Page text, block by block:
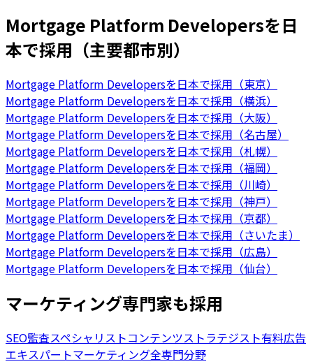
Mortgage Platform Developersを日
本で採用（主要都市別）
Mortgage Platform Developersを日本で採用（東京）
Mortgage Platform Developersを日本で採用（横浜）
Mortgage Platform Developersを日本で採用（大阪）
Mortgage Platform Developersを日本で採用（名古屋）
Mortgage Platform Developersを日本で採用（札幌）
Mortgage Platform Developersを日本で採用（福岡）
Mortgage Platform Developersを日本で採用（川崎）
Mortgage Platform Developersを日本で採用（神戸）
Mortgage Platform Developersを日本で採用（京都）
Mortgage Platform Developersを日本で採用（さいたま）
Mortgage Platform Developersを日本で採用（広島）
Mortgage Platform Developersを日本で採用（仙台）
マーケティング専門家も採用
SEO監査スペシャリストコンテンツストラテジスト有料広告
エキスパートマーケティング全専門分野